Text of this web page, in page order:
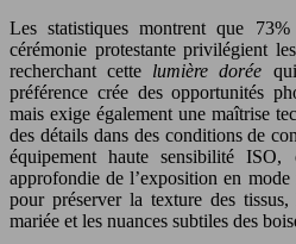
Les statistiques montrent que
cérémonie protestante privilégient
recherchant cette lumière dorée
préférence crée des opportunités
mais exige également une maîtrise
des détails dans des conditions de
équipement haute sensibilité ISO,
approfondie de l’exposition en
pour préserver la texture des
mariée et les nuances subtiles des